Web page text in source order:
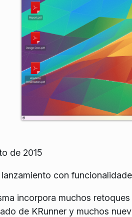
de 2015
con
incorpora muchos
de KRunner y muchos